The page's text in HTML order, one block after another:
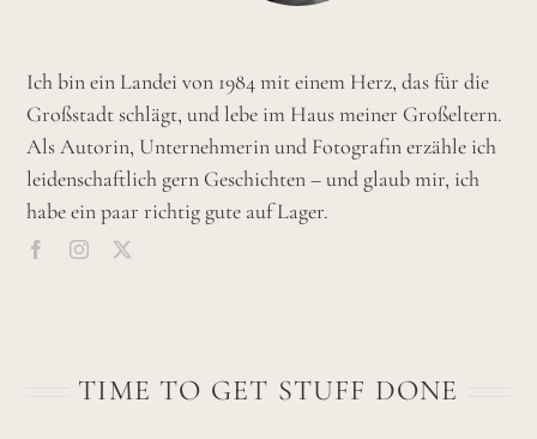
Ich bin ein Landei von 1984 mit einem Herz, das für die
Großstadt schlägt, und lebe im Haus meiner Großeltern.
Als Autorin, Unternehmerin und Fotografin erzähle ich
leidenschaftlich gern Geschichten – und glaub mir, ich
habe ein paar richtig gute auf Lager.
TIME TO GET STUFF DONE